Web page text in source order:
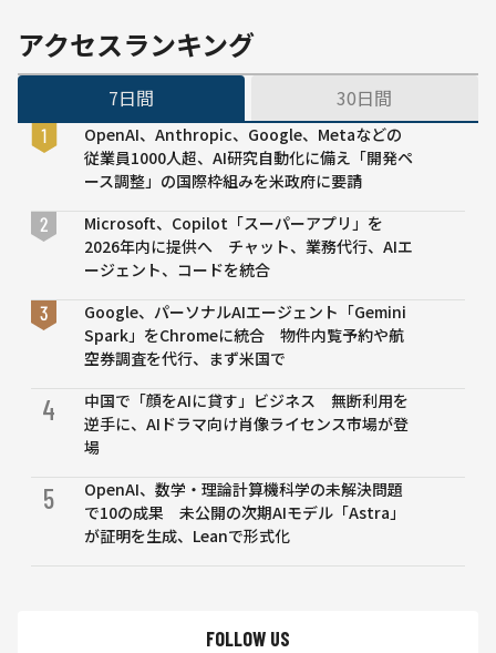
ン広
人間
アクセスランキング
7日間 30日間
OpenAI、Anthropic、Google、Metaなどの
従業員1000人超、AI研究自動化に備え「開発ペ
ース調整」の国際枠組みを米政府に要請
Microsoft、Copilot「スーパーアプリ」を
2026年内に提供へ チャット、業務代行、AIエ
ージェント、コードを統合
Google、パーソナルAIエージェント「Gemini
Spark」をChromeに統合 物件内覧予約や航
空券調査を代行、まず米国で
4
中国で「顔をAIに貸す」ビジネス 無断利用を
逆手に、AIドラマ向け肖像ライセンス市場が登
場
5
OpenAI、数学・理論計算機科学の未解決問題
で10の成果 未公開の次期AIモデル「Astra」
が証明を生成、Leanで形式化
FOLLOW US